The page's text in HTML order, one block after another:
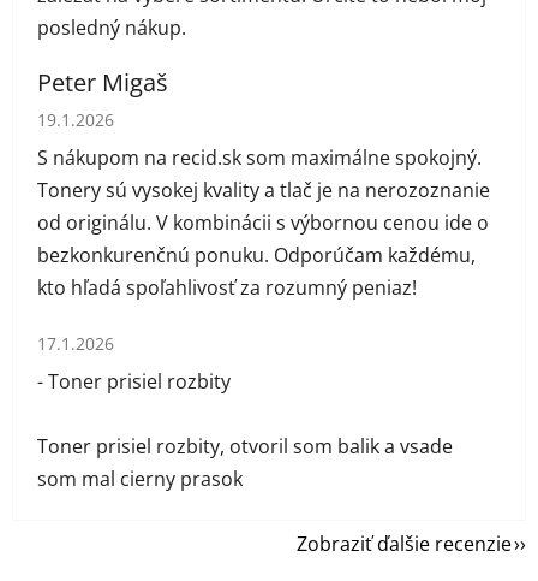
posledný nákup.
Peter Migaš
Hodnotenie obchodu je 5 z 5 hviezdičiek.
19.1.2026
S nákupom na recid.sk som maximálne spokojný.
Tonery sú vysokej kvality a tlač je na nerozoznanie
od originálu. V kombinácii s výbornou cenou ide o
bezkonkurenčnú ponuku. Odporúčam každému,
kto hľadá spoľahlivosť za rozumný peniaz!
Hodnotenie obchodu je 1 z 5 hviezdičiek.
17.1.2026
- Toner prisiel rozbity
Toner prisiel rozbity, otvoril som balik a vsade
som mal cierny prasok
Zobraziť ďalšie recenzie